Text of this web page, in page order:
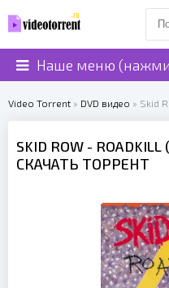
Наше меню
Video Torrent » DVD видео » Skid
SKID ROW - ROADKILL (
СКАЧАТЬ ТОРРЕНТ